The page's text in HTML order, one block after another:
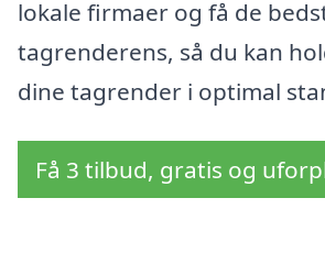
lokale firmaer og få de
tagrenderens, så du kan
dine tagrender i optimal
Få 3 tilbud, gratis og